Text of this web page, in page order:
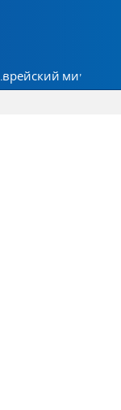
Еврейский мир